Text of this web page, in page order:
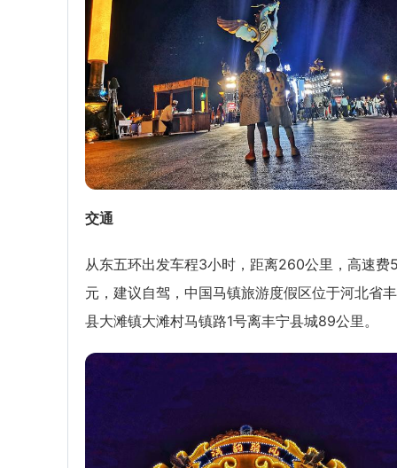
交通
从东五环出发车程3小时，距离260公里，高速费
元，建议自驾，中国马镇旅游度假区位于河北省
县大滩镇大滩村马镇路1号离丰宁县城89公里。